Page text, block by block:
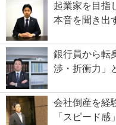
起業家を目指
本音を聞き出
銀行員から転
渉・折衝力」
会社倒産を経
「スピード感